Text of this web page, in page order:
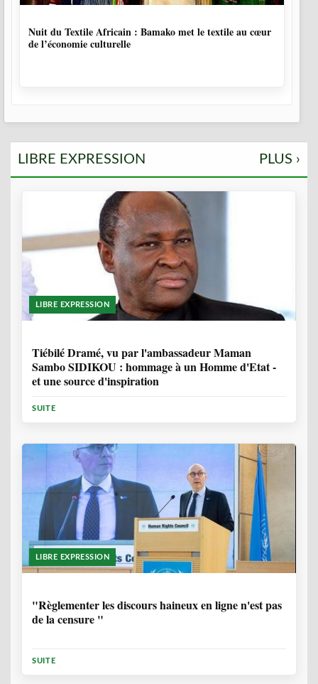
Nuit du Textile Africain : Bamako met le textile au cœur
de l’économie culturelle
LIBRE EXPRESSION PLUS ›
LIBRE EXPRESSION
Tiébilé Dramé, vu par l'ambassadeur Maman
Sambo SIDIKOU : hommage à un Homme d'Etat -
et une source d'inspiration
SUITE
LIBRE EXPRESSION
"Règlementer les discours haineux en ligne n'est pas
de la censure "
SUITE